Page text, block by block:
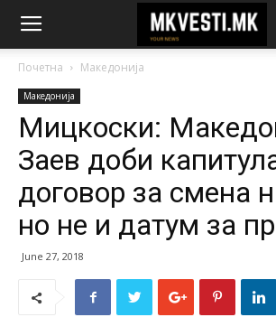
Почетна Македонија
Македонија
Мицкоски:
Заев доби
договор за смена
но не и датум за
June 27, 2018